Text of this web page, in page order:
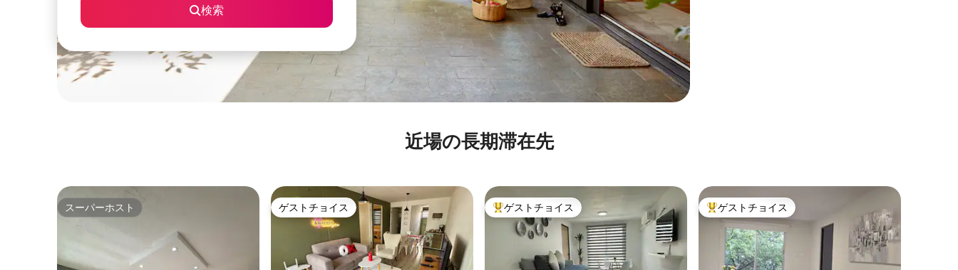
検索
近場の長期滞在先
スーパーホスト
スーパーホスト ゲストチョイス
ゲストチョイス 大好評のゲストチョイスです。
ゲストチョイス 大好評のゲストチョイスです。
ゲストチョイス